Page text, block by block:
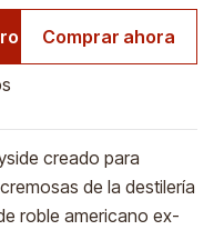
Comprar ahora
creado para
de la destilería
roble americano ex-